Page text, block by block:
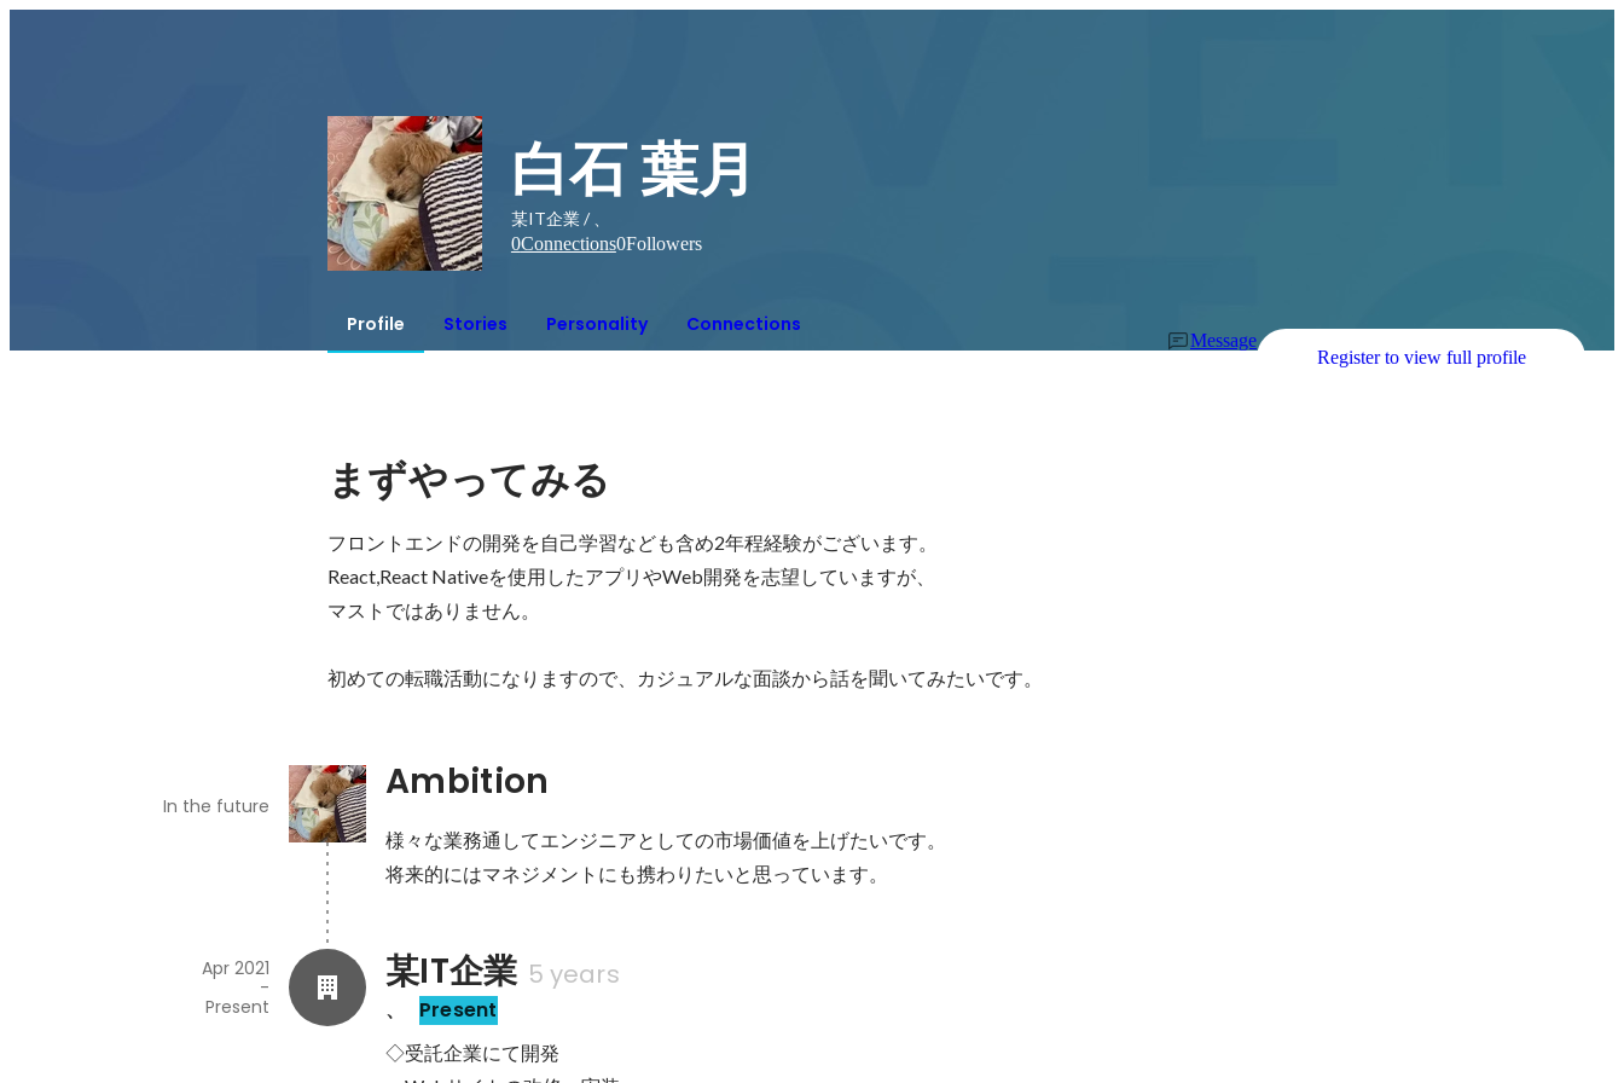
白石 葉月
某IT企業 / 、
0Connections0Followers
Profile Stories Personality Connections
Message
Register to view full profile
まずやってみる
フロントエンドの開発を自己学習なども含め2年程経験がございます。
React,React Nativeを使用したアプリやWeb開発を志望していますが、
マストではありません。
Ambition
In the future
様々な業務通してエンジニアとしての市場価値を上げたいです。
将来的にはマネジメントにも携わりたいと思っています。
某IT企業 5 years
、 Present
Apr 2021
-
Present
◇受託企業にて開発